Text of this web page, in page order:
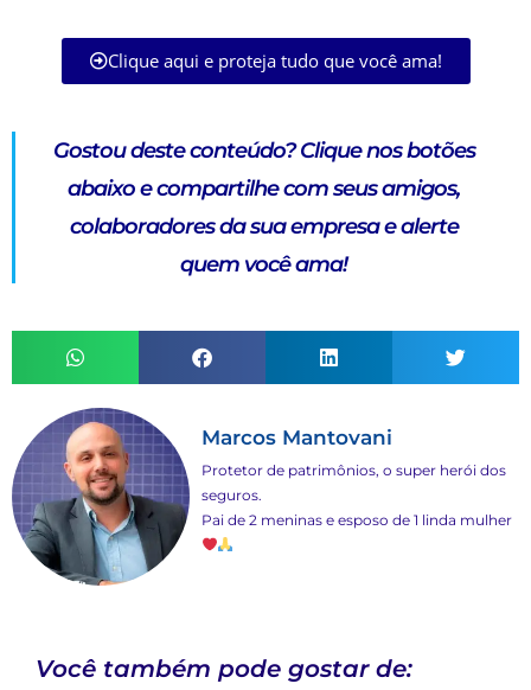
Clique aqui e proteja tudo que você ama!
Gostou deste conteúdo? Clique nos botões
abaixo e compartilhe com seus amigos,
colaboradores da sua empresa e alerte
quem você ama!
Marcos Mantovani
Protetor de patrimônios, o super herói dos
seguros.
Pai de 2 meninas e esposo de 1 linda mulher
Você também pode gostar de: